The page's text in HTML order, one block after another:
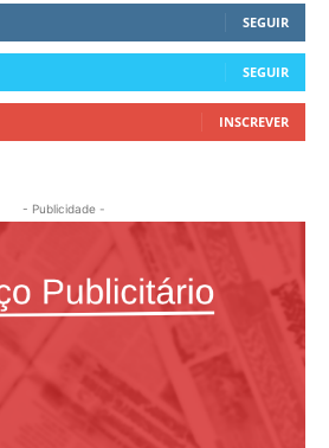
SEGUIR
SEGUIR
INSCREVER
- Publicidade -